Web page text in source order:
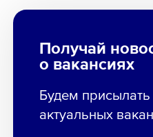
Получай
о вакансиях
Будем
актуальных